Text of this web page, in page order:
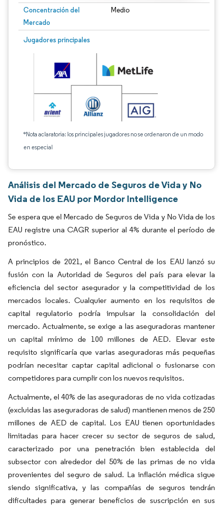
Concentración del
Mercado
Medio
Jugadores principales
*Nota aclaratoria: los principales jugadores no se ordenaron de un modo
en especial
Análisis del Mercado de Seguros de Vida y No
Vida de los EAU por Mordor Intelligence
Se espera que el Mercado de Seguros de Vida y No Vida de los
EAU registre una CAGR superior al 4% durante el período de
pronóstico.
A principios de 2021, el Banco Central de los EAU lanzó su
fusión con la Autoridad de Seguros del país para elevar la
eficiencia del sector asegurador y la competitividad de los
mercados locales. Cualquier aumento en los requisitos de
capital regulatorio podría impulsar la consolidación del
mercado. Actualmente, se exige a las aseguradoras mantener
un capital mínimo de 100 millones de AED. Elevar este
requisito significaría que varias aseguradoras más pequeñas
podrían necesitar captar capital adicional o fusionarse con
competidores para cumplir con los nuevos requisitos.
Actualmente, el 40% de las aseguradoras de no vida cotizadas
(excluidas las aseguradoras de salud) mantienen menos de 250
millones de AED de capital. Los EAU tienen oportunidades
limitadas para hacer crecer su sector de seguros de salud,
caracterizado por una penetración bien establecida del
subsector con alrededor del 50% de las primas de no vida
provenientes del seguro de salud. La inflación médica sigue
siendo significativa, y las compañías de seguros tendrán
dificultades para generar beneficios de suscripción en sus